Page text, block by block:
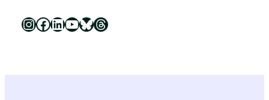
Luonnonsuojeluliitto Instagramissa Luonnonsuojeluliitto Facebookissa Luonnonsuojeluliitto LinkedInissä Luonnonsuojeluliiton YouTube-kanava Luonnonsuojeluliitto Blueskyssa Luonnonsuojeluliitto Threadsissa